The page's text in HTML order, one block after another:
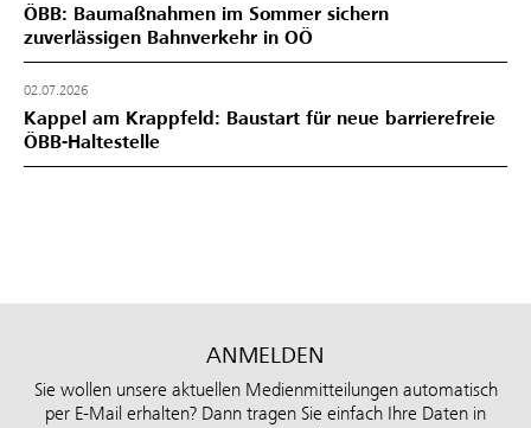
ÖBB: Baumaßnahmen im Sommer sichern
zuverlässigen Bahnverkehr in OÖ
02.07.2026
Kappel am Krappfeld: Baustart für neue barrierefreie
ÖBB-Haltestelle
ANMELDEN
Sie wollen unsere aktuellen Medienmitteilungen automatisch
per E-Mail erhalten? Dann tragen Sie einfach Ihre Daten in